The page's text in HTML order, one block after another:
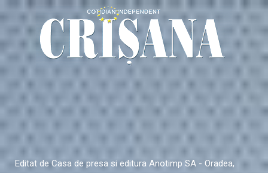
Editat de Casa de presa si editura Anotimp SA - Oradea,